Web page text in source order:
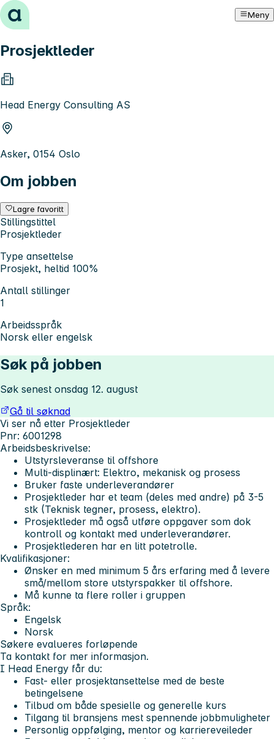
Hopp til innhold Meny
Prosjektleder
Head Energy Consulting AS
Asker, 0154 Oslo
Om jobben
Lagre favoritt
Stillingstittel
Prosjektleder
Type ansettelse
Prosjekt, heltid 100%
Antall stillinger
1
Arbeidsspråk
Norsk eller engelsk
Søk på jobben
Søk senest onsdag 12. august
Gå til søknad
Vi ser nå etter Prosjektleder
Pnr: 6001298
Arbeidsbeskrivelse:
Utstyrsleveranse til offshore
Multi-displinært: Elektro, mekanisk og prosess
Bruker faste underleverandører
Prosjektleder har et team (deles med andre) på 3-5
stk (Teknisk tegner, prosess, elektro).
Prosjektleder må også utføre oppgaver som dok
kontroll og kontakt med underleverandører.
Prosjektlederen har en litt potetrolle.
Kvalifikasjoner:
Ønsker en med minimum 5 års erfaring med å levere
små/mellom store utstyrspakker til offshore.
Må kunne ta flere roller i gruppen
Språk:
Engelsk
Norsk
Søkere evalueres forløpende
Ta kontakt for mer informasjon.
I Head Energy får du:
Fast- eller prosjektansettelse med de beste
betingelsene
Tilbud om både spesielle og generelle kurs
Tilgang til bransjens mest spennende jobbmuligheter
Personlig oppfølging, mentor og karriereveileder